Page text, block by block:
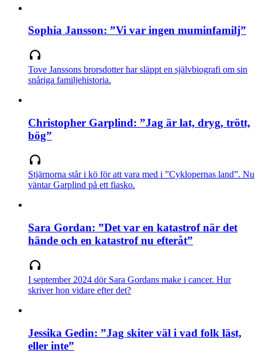
Sophia Jansson: ”Vi var ingen muminfamilj”
Tove Janssons brorsdotter har släppt en självbiografi om sin
snåriga familjehistoria.
Christopher Garplind: ”Jag är lat, dryg, trött,
bög”
Stjärnorna står i kö för att vara med i ”Cyklopernas land”. Nu
väntar Garplind på ett fiasko.
Sara Gordan: ”Det var en katastrof när det
hände och en katastrof nu efteråt”
I september 2024 dör Sara Gordans make i cancer. Hur
skriver hon vidare efter det?
Jessika Gedin: ”Jag skiter väl i vad folk läst,
eller inte”